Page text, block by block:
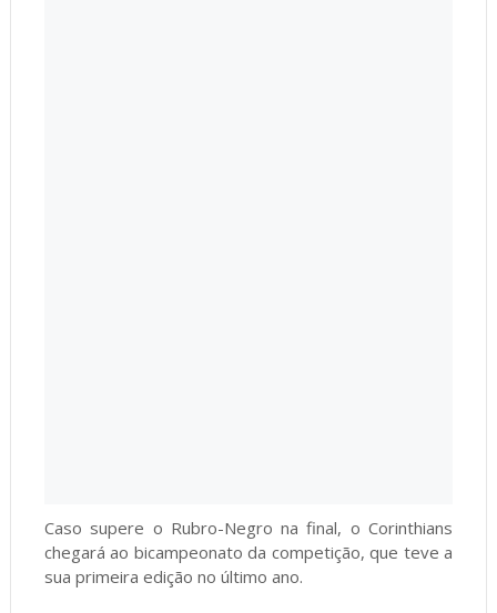
Caso supere o Rubro-Negro na final, o Corinthians
chegará ao bicampeonato da competição, que teve a
sua primeira edição no último ano.